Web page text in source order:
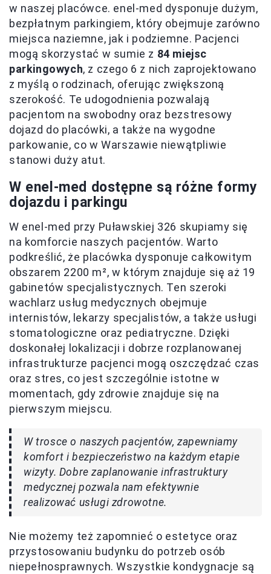
w naszej placówce. enel-med dysponuje dużym,
bezpłatnym parkingiem, który obejmuje zarówno
miejsca naziemne, jak i podziemne. Pacjenci
mogą skorzystać w sumie z 84 miejsc
parkingowych, z czego 6 z nich zaprojektowano
z myślą o rodzinach, oferując zwiększoną
szerokość. Te udogodnienia pozwalają
pacjentom na swobodny oraz bezstresowy
dojazd do placówki, a także na wygodne
parkowanie, co w Warszawie niewątpliwie
stanowi duży atut.
W enel-med dostępne są różne formy
dojazdu i parkingu
W enel-med przy Puławskiej 326 skupiamy się
na komforcie naszych pacjentów. Warto
podkreślić, że placówka dysponuje całkowitym
obszarem 2200 m², w którym znajduje się aż 19
gabinetów specjalistycznych. Ten szeroki
wachlarz usług medycznych obejmuje
internistów, lekarzy specjalistów, a także usługi
stomatologiczne oraz pediatryczne. Dzięki
doskonałej lokalizacji i dobrze rozplanowanej
infrastrukturze pacjenci mogą oszczędzać czas
oraz stres, co jest szczególnie istotne w
momentach, gdy zdrowie znajduje się na
pierwszym miejscu.
W trosce o naszych pacjentów, zapewniamy
komfort i bezpieczeństwo na każdym etapie
wizyty. Dobre zaplanowanie infrastruktury
medycznej pozwala nam efektywnie
realizować usługi zdrowotne.
Nie możemy też zapomnieć o estetyce oraz
przystosowaniu budynku do potrzeb osób
niepełnosprawnych. Wszystkie kondygnacje są